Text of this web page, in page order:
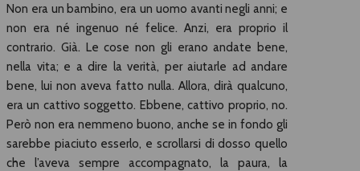
Non era un bambino, era un uomo avanti negli anni; e
non era né ingenuo né felice. Anzi, era proprio il
contrario. Già. Le cose non gli erano andate bene,
nella vita; e a dire la verità, per aiutarle ad andare
bene, lui non aveva fatto nulla. Allora, dirà qualcuno,
era un cattivo soggetto. Ebbene, cattivo proprio, no.
Però non era nemmeno buono, anche se in fondo gli
sarebbe piaciuto esserlo, e scrollarsi di dosso quello
che l’aveva sempre accompagnato, la paura, la